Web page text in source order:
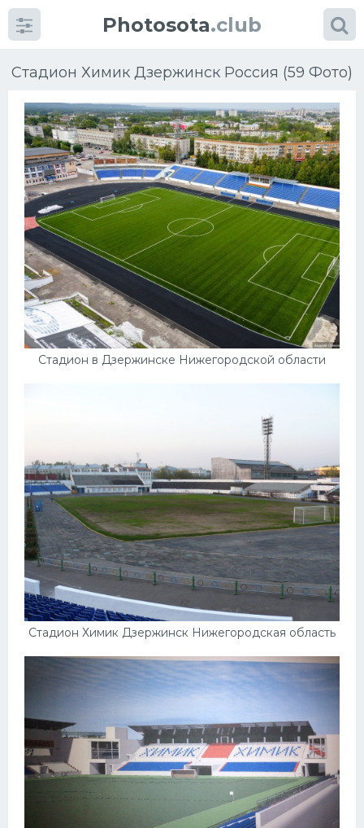
Photosota.club
Стадион Химик Дзержинск Россия (59 Фото)
Стадион в Дзержинске Нижегородской области
Стадион Химик Дзержинск Нижегородская область
КатегорииФото
Еще картинки...
Футбол
Баскетбол
Хоккей
Велогонки
Интерьер квартиры